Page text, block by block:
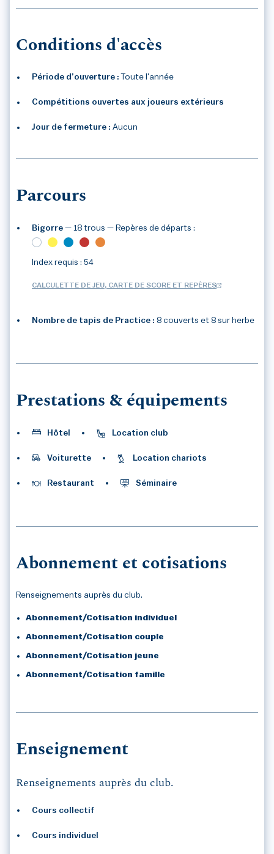
Conditions d'accès
Période d’ouverture : Toute l'année
Compétitions ouvertes aux joueurs extérieurs
Jour de fermeture : Aucun
Parcours
Bigorre — 18 trous — Repères de départs :
Index requis : 54
CALCULETTE DE JEU, CARTE DE SCORE ET REPÈRES
Nombre de tapis de Practice : 8 couverts et 8 sur herbe
Prestations & équipements
Hôtel Location club
Voiturette Location chariots
Restaurant Séminaire
Abonnement et cotisations
Renseignements auprès du club.
Abonnement/Cotisation individuel
Abonnement/Cotisation couple
Abonnement/Cotisation jeune
Abonnement/Cotisation famille
Enseignement
Renseignements auprès du club.
Cours collectif
Cours individuel